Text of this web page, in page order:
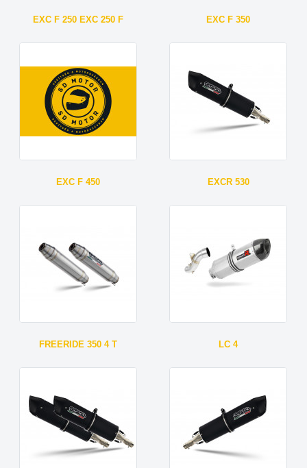
EXC F 250 EXC 250 F EXC F 350
EXC F 450 EXCR 530
FREERIDE 350 4 T LC 4